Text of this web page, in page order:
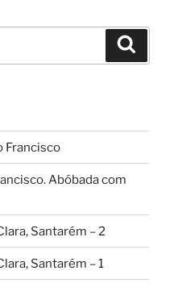
Francisco
Abóbada com
Santarém – 2
Santarém – 1